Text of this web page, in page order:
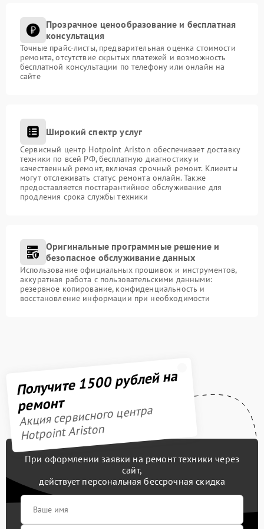
Прозрачное ценообразование и бесплатная
консультация
Точные прайс-листы, предварительная оценка стоимости
ремонта, отсутствие скрытых платежей и возможность
бесплатной консультации по телефону или онлайн на
сайте
Широкий спектр услуг
Сервисный центр Hotpoint Ariston обеспечивает доставку
техники по всей РФ, бесплатную диагностику и
качественный ремонт, включая срочный ремонт. Клиенты
могут отслеживать статус ремонта онлайн. Также
предоставляется постгарантийное обслуживание для
продления срока службы техники
Оригинальные программные решение и
безопасное обслуживание данных
Использование официальных прошивок и инструментов,
аккуратная работа с пользовательскими данными:
резервное копирование, конфиденциальность и
восстановление информации при необходимости
Получите 1500 рублей на
ремонт
Акция сервисного центра
Hotpoint Ariston
При оформлении заявки на ремонт техники через
сайт,
действует персональная бессрочная скидка